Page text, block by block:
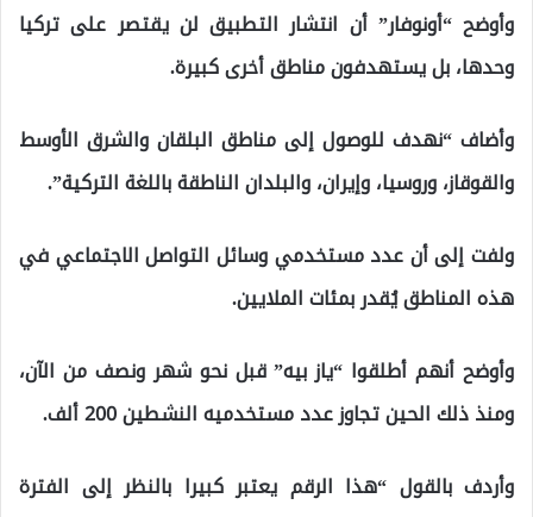
وأوضح “أونوفار” أن انتشار التطبيق لن يقتصر على تركيا
وحدها، بل يستهدفون مناطق أخرى كبيرة.
وأضاف “نهدف للوصول إلى مناطق البلقان والشرق الأوسط
والقوقاز، وروسيا، وإيران، والبلدان الناطقة باللغة التركية”.
ولفت إلى أن عدد مستخدمي وسائل التواصل الاجتماعي في
هذه المناطق يُقدر بمئات الملايين.
وأوضح أنهم أطلقوا “ياز بيه” قبل نحو شهر ونصف من الآن،
ومنذ ذلك الحين تجاوز عدد مستخدميه النشطين 200 ألف.
وأردف بالقول “هذا الرقم يعتبر كبيرا بالنظر إلى الفترة